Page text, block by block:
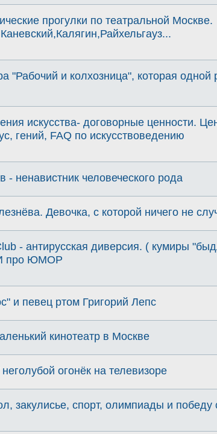
прогулки по театральной Москве.
"Рабочий и колхозница", которая одной
искусства- договорные ценности.
гений, FAQ по искусствоведению
- ненавистник человеческого рода
Девочка, с которой ничего не
- антирусская диверсия. ( кумиры
про ЮМОР
и певец ртом Григорий Лепс
кинотеатр в Москве
огонёк на телевизоре
закулисье, спорт, олимпиады и победу